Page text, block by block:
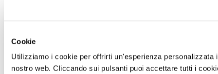
Cookie
Utilizziamo i cookie per offrirti un'esperienza
nostro web. Cliccando sui pulsanti puoi accettare tutti i
Scopri nuove gustose preparazioni